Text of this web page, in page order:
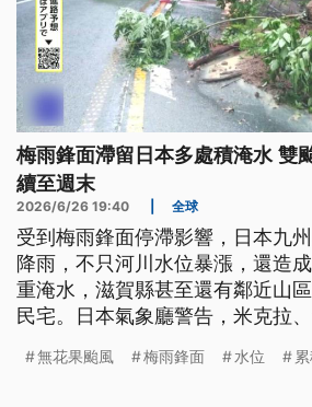
梅雨鋒面滯留日本多處積淹水 雙
續至週末
2026/6/26 19:40 全球
受到梅雨鋒面停滯影響，日本九
降雨，不只河川水位暴漲，還造
重淹水，滋賀縣甚至還有鄰近山
民宅。日本氣象廳警告，米克拉
無花果颱風 梅雨鋒面 水位